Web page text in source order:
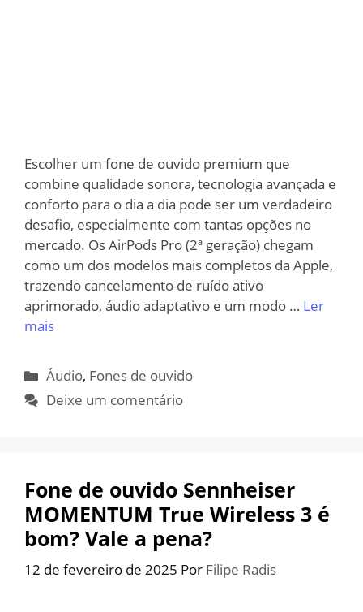
Escolher um fone de ouvido premium que
combine qualidade sonora, tecnologia avançada e
conforto para o dia a dia pode ser um verdadeiro
desafio, especialmente com tantas opções no
mercado. Os AirPods Pro (2ª geração) chegam
como um dos modelos mais completos da Apple,
trazendo cancelamento de ruído ativo
aprimorado, áudio adaptativo e um modo … Ler
mais
Categorias
Áudio, Fones de ouvido
Deixe um comentário
Fone de ouvido Sennheiser
MOMENTUM True Wireless 3 é
bom? Vale a pena?
12 de fevereiro de 2025 Por Filipe Radis